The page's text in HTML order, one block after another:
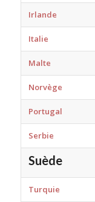
Irlande
Italie
Malte
Norvège
Portugal
Serbie
Suède
Turquie